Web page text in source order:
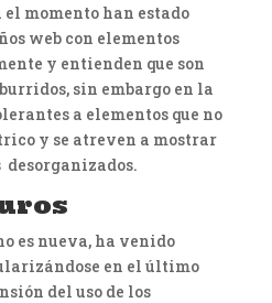
momento han estado
web con elementos
y entienden que son
sin embargo en la
a elementos que no
y se atreven a mostrar
desorganizados.
es nueva, ha venido
en el último
del uso de los